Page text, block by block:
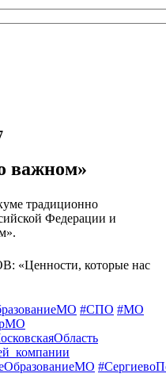
важном»
традиционно
Федерации и
«Ценности, которые нас
#СПО #МО